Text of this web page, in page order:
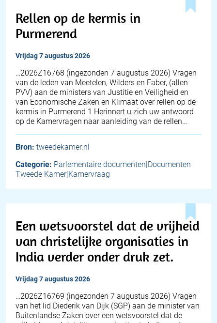
Rellen op de kermis in
Purmerend
vrijdag 7 augustus 2026
… 2026Z16768 (ingezonden 7 augustus 2026) Vragen
van de leden van Meetelen, Wilders en Faber, (allen
PVV) aan de ministers van Justitie en Veiligheid en
van Economische Zaken en Klimaat over rellen op de
kermis in Purmerend 1 Herinnert u zich uw antwoord
op de Kamervragen naar aanleiding van de rellen…
Bron: tweedekamer.nl
Categorie: Parlementaire documenten|Documenten
Tweede Kamer|Kamervraag
Een wetsvoorstel dat de vrijheid
van christelijke organisaties in
India verder onder druk zet.
vrijdag 7 augustus 2026
… 2026Z16769 (ingezonden 7 augustus 2026) Vragen
van het lid Diederik van Dijk (SGP) aan de minister van
Buitenlandse Zaken over een wetsvoorstel dat de